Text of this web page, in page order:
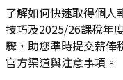
了解如何快速取得個人
技巧及2025/26課稅年
驟，助您準時提交薪俸
官方渠道與注意事項。